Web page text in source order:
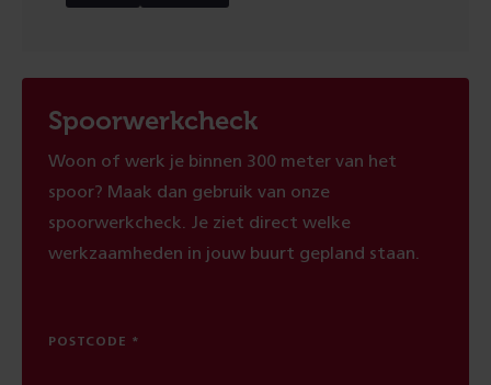
Spoorwerkcheck
Woon of werk je binnen 300 meter van het
spoor? Maak dan gebruik van onze
spoorwerkcheck. Je ziet direct welke
werkzaamheden in jouw buurt gepland staan.
POSTCODE